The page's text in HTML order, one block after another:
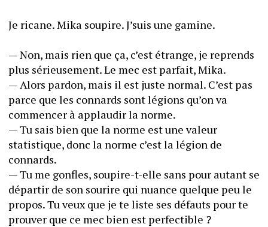
— Non, mais rien que ça, c’est étrange, je reprends
plus sérieusement. Le mec est parfait, Mika.
— Alors pardon, mais il est juste normal. C’est pas
parce que les connards sont légions qu’on va
— Tu sais bien que la norme est une valeur
statistique, donc la norme c’est la légion de
— Tu me gonfles, soupire-t-elle sans pour autant se
départir de son sourire qui nuance quelque peu le
propos. Tu veux que je te liste ses défauts pour te
prouver que ce mec bien est perfectible ?